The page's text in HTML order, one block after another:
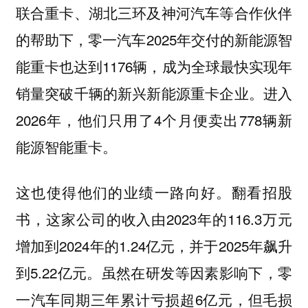
联合重卡、湖北三环及神河汽车等合作伙伴
的帮助下，零一汽车2025年交付的新能源智
能重卡也达到1176辆，成为全球最快实现年
销量突破千辆的新兴新能源重卡企业。进入
2026年，他们只用了4个月便卖出778辆新
能源智能重卡。
这也使得他们的业绩一路向好。翻看招股
书，这家公司的收入由2023年的116.3万元
增加到2024年的1.24亿元，并于2025年飙升
到5.22亿元。虽然在研发等因素影响下，零
一汽车同期三年累计亏损超6亿元，但毛损